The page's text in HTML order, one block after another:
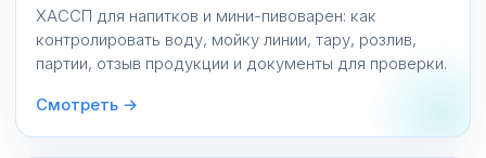
ХАССП для напитков и мини-пивоварен: как
контролировать воду, мойку линии, тару, розлив,
партии, отзыв продукции и документы для проверки.
Смотреть →